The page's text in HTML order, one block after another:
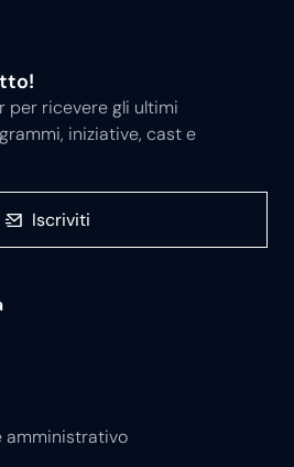
per ricevere gli ultimi
iniziative, cast e
Iscriviti
amministrativo